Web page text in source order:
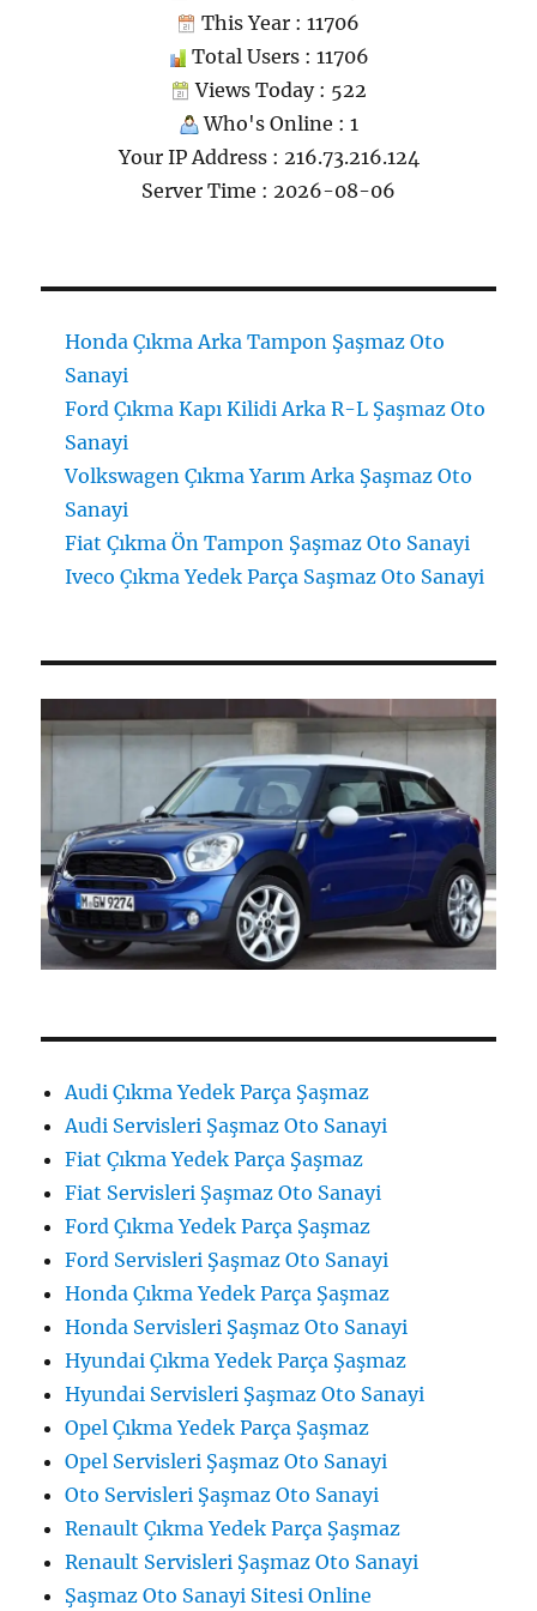
This Year : 11706
Total Users : 11706
Views Today : 522
Who's Online : 1
Your IP Address : 216.73.216.124
Server Time : 2026-08-06
Honda Çıkma Arka Tampon Şaşmaz Oto
Sanayi
Ford Çıkma Kapı Kilidi Arka R-L Şaşmaz Oto
Sanayi
Volkswagen Çıkma Yarım Arka Şaşmaz Oto
Sanayi
Fiat Çıkma Ön Tampon Şaşmaz Oto Sanayi
Iveco Çıkma Yedek Parça Saşmaz Oto Sanayi
Audi Çıkma Yedek Parça Şaşmaz
Audi Servisleri Şaşmaz Oto Sanayi
Fiat Çıkma Yedek Parça Şaşmaz
Fiat Servisleri Şaşmaz Oto Sanayi
Ford Çıkma Yedek Parça Şaşmaz
Ford Servisleri Şaşmaz Oto Sanayi
Honda Çıkma Yedek Parça Şaşmaz
Honda Servisleri Şaşmaz Oto Sanayi
Hyundai Çıkma Yedek Parça Şaşmaz
Hyundai Servisleri Şaşmaz Oto Sanayi
Opel Çıkma Yedek Parça Şaşmaz
Opel Servisleri Şaşmaz Oto Sanayi
Oto Servisleri Şaşmaz Oto Sanayi
Renault Çıkma Yedek Parça Şaşmaz
Renault Servisleri Şaşmaz Oto Sanayi
Şaşmaz Oto Sanayi Sitesi Online